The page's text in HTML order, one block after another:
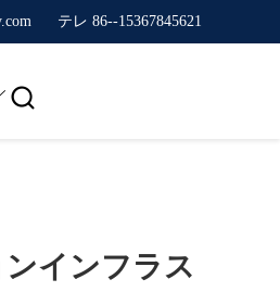
テレ 86--15367845621

インフラス